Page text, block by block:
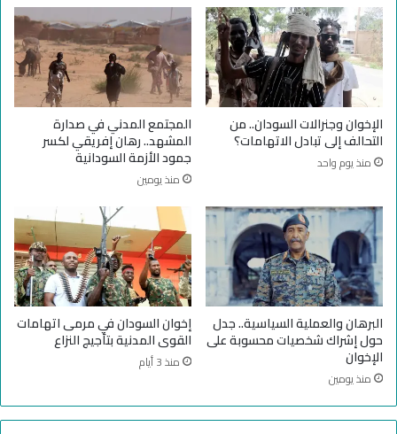
:
س
ي
ن
ر
ي
و
ه
ت
ح
م
ة
ي
ة
م
ل
ط
ش
م
ا
د
ر
ف
و
ر
ب
ع
د
ت
ك
الإخوان وجنرالات السودان.. من
التحالف إلى تبادل الاتهامات؟
منذ يوم واحد
المجتمع المدني في صدارة
المشهد.. رهان إفريقي لكسر
جمود الأزمة السودانية
منذ يومين
البرهان والعملية السياسية.. جدل
حول إشراك شخصيات محسوبة على
الإخوان
منذ يومين
إخوان السودان في مرمى اتهامات
القوى المدنية بتأجيج النزاع
منذ 3 أيام